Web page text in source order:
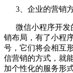
3、企业的营销
微信小程序开发
销布局，有了小程
号，它们将会相互
信营销的方式，就
加个性化的服务形